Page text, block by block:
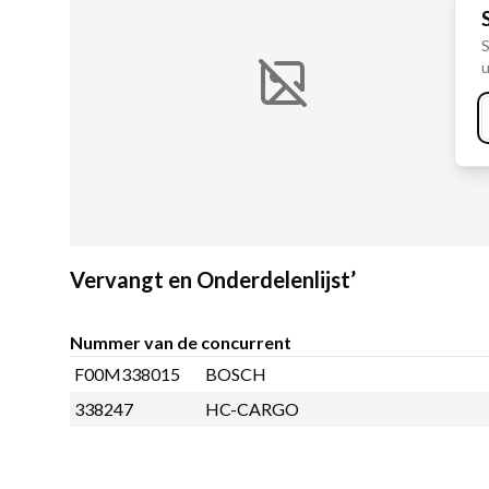
Vervangt en Onderdelenlijst’
Nummer van de concurrent
F00M338015
BOSCH
338247
HC-CARGO